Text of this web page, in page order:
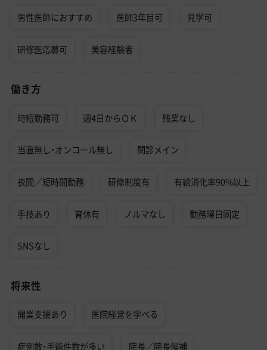
男性医師におすすめ 医師3年目可 見学可
研修医応募可 美容経験者
働き方
時短勤務可 週4日からＯＫ 残業なし
当直無し・オンコール無し 問診メイン
夜間／短時間勤務 研修制度有 有給消化率90%以上
手技あり 育休有 ノルマなし 勤務曜日固定
SNSなし
将来性
開業支援あり 医院経営を学べる
症例数・手術件数が多い 院長／院長候補